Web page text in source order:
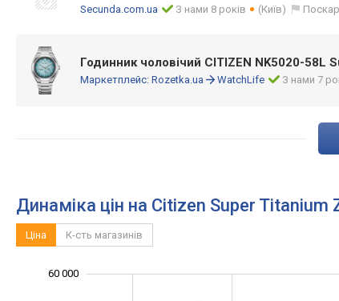
Secunda.com.ua З нами 8 років (Київ)
Годинник чоловічий CITIZEN NK5020-58L
Маркетплейс: Rozetka.ua WatchLife З нами 7
Динаміка цін на Citizen Super
Ціна К-сть магазинів
60 000